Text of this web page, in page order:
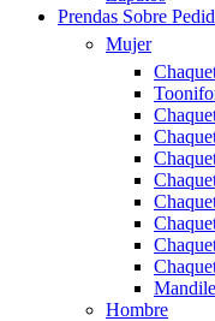
Prendas Sobre
Mujer
Hombre